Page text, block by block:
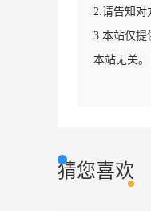
2.请告知对
3.本站仅提
本站无关。
猜您喜欢